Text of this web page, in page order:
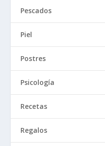
Pescados
Piel
Postres
Psicología
Recetas
Regalos